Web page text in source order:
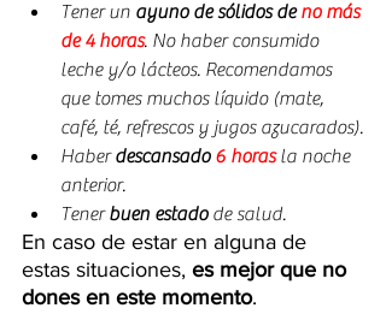
Tener un ayuno de sólidos de no más
de 4 horas. No haber consumido
leche y/o lácteos. Recomendamos
que tomes muchos líquido (mate,
café, té, refrescos y jugos azucarados).
Haber descansado 6 horas la noche
anterior.
Tener buen estado de salud.
En caso de estar en alguna de
estas situaciones, es mejor que no
dones en este momento.